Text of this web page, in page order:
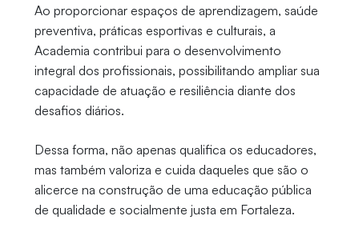
Ao proporcionar espaços de aprendizagem, saúde
preventiva, práticas esportivas e culturais, a
Academia contribui para o desenvolvimento
integral dos profissionais, possibilitando ampliar sua
capacidade de atuação e resiliência diante dos
desafios diários.
Dessa forma, não apenas qualifica os educadores,
mas também valoriza e cuida daqueles que são o
alicerce na construção de uma educação pública
de qualidade e socialmente justa em Fortaleza.